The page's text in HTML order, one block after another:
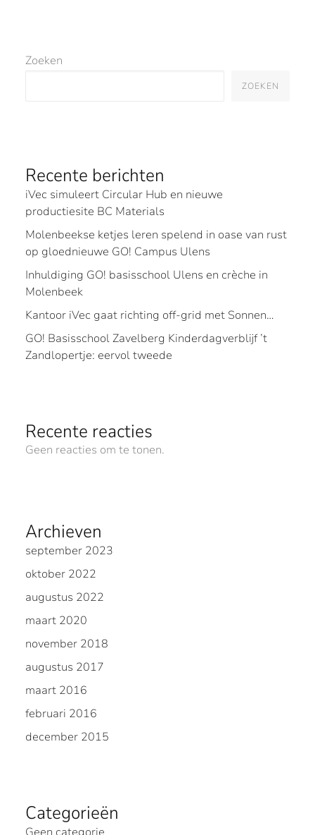
Zoeken
ZOEKEN
Recente berichten
iVec simuleert Circular Hub en nieuwe
productiesite BC Materials
Molenbeekse ketjes leren spelend in oase van rust
op gloednieuwe GO! Campus Ulens
Inhuldiging GO! basisschool Ulens en crèche in
Molenbeek
Kantoor iVec gaat richting off-grid met Sonnen…
GO! Basisschool Zavelberg Kinderdagverblijf ’t
Zandlopertje: eervol tweede
Recente reacties
Geen reacties om te tonen.
Archieven
september 2023
oktober 2022
augustus 2022
maart 2020
november 2018
augustus 2017
maart 2016
februari 2016
december 2015
Categorieën